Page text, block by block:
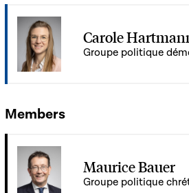
Carole
Groupe politique
Members
Maurice Bauer
Groupe politique